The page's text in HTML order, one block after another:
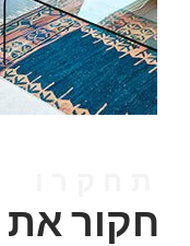
חקור את